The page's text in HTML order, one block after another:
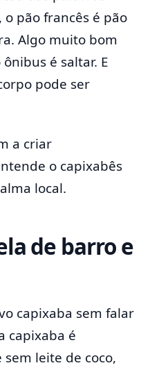
o pão francês é pão
Algo muito bom
é saltar. E
pode ser
a criar
o capixabês
local.
de barro e
capixaba sem falar
capixaba é
leite de coco,